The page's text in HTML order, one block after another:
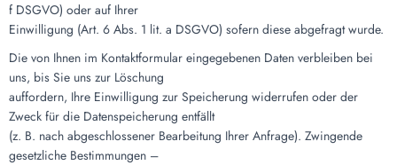
f DSGVO) oder auf Ihrer
Einwilligung (Art. 6 Abs. 1 lit. a DSGVO) sofern diese abgefragt wurde.
Die von Ihnen im Kontaktformular eingegebenen Daten verbleiben bei
uns, bis Sie uns zur Löschung
auffordern, Ihre Einwilligung zur Speicherung widerrufen oder der
Zweck für die Datenspeicherung entfällt
(z. B. nach abgeschlossener Bearbeitung Ihrer Anfrage). Zwingende
gesetzliche Bestimmungen –